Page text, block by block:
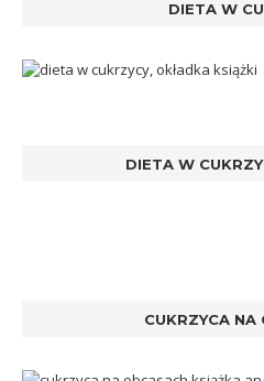
DIETA W
DIETA W
CUKRZYCA NA